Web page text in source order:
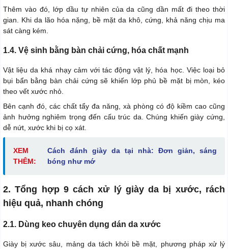
Thêm vào đó, lớp dầu tự nhiên của da cũng dần mất đi theo thời
gian. Khi da lão hóa nặng, bề mặt da khô, cứng, khả năng chịu ma
sát càng kém.
1.4. Vệ sinh bằng bàn chải cứng, hóa chất mạnh
Vật liệu da khá nhạy cảm với tác động vật lý, hóa học. Việc loại bỏ
bụi bẩn bằng bàn chải cứng sẽ khiến lớp phủ bề mặt bị mòn, kéo
theo vết xước nhỏ.
Bên cạnh đó, các chất tẩy đa năng, xà phòng có độ kiềm cao cũng
ảnh hưởng nghiêm trọng đến cấu trúc da. Chúng khiến giày cứng,
dễ nứt, xước khi bị cọ xát.
XEM
THÊM:
Cách đánh giày da tại nhà: Đơn giản, sáng
bóng như mớ
2. Tổng hợp 9 cách xử lý giày da bị xước, rách
hiệu quả, nhanh chóng
2.1. Dùng keo chuyên dụng dán da xước
Giày bị xước sâu, mảng da tách khỏi bề mặt, phương pháp xử lý